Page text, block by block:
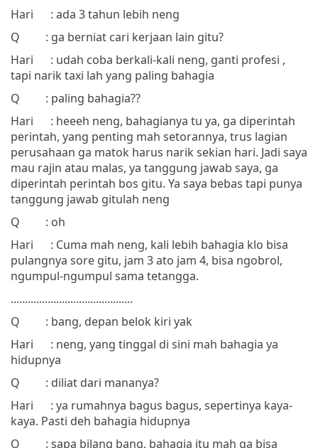
Hari
: ada 3 tahun lebih neng
Q
: ga berniat cari kerjaan lain gitu?
Hari
: udah coba berkali-kali neng, ganti profesi ,
tapi narik taxi lah yang paling bahagia
Q
: paling bahagia??
Hari
: heeeh neng, bahagianya tu ya, ga diperintah
perintah, yang penting mah setorannya, trus lagian
perusahaan ga matok harus narik sekian hari. Jadi saya
mau rajin atau malas, ya tanggung jawab saya, ga
diperintah perintah bos gitu. Ya saya bebas tapi punya
tanggung jawab gitulah neng
Q
: oh
Hari
: Cuma mah neng, kali lebih bahagia klo bisa
pulangnya sore gitu, jam 3 ato jam 4, bisa ngobrol,
ngumpul-ngumpul sama tetangga.
...........................................
Q
: bang, depan belok kiri yak
Hari
: neng, yang tinggal di sini mah bahagia ya
hidupnya
Q
: diliat dari mananya?
Hari
: ya rumahnya bagus bagus, sepertinya kaya-
kaya. Pasti deh bahagia hidupnya
Q
: sapa bilang bang, bahagia itu mah ga bisa